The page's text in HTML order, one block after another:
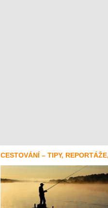
CESTOVÁNÍ – TIPY,